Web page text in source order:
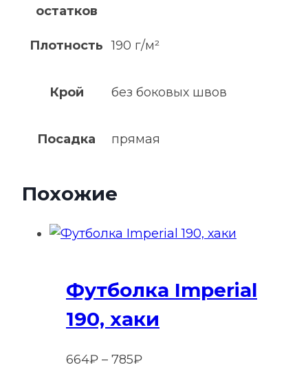
остатков
Плотность 190 г/м²
Крой без боковых швов
Посадка прямая
Похожие
Футболка Imperial
190, хаки
664₽ – 785₽Диапазон